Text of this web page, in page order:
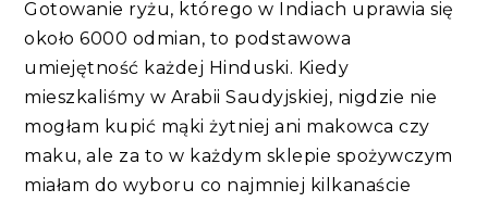
Gotowanie ryżu, którego w Indiach uprawia się
około 6000 odmian, to podstawowa
umiejętność każdej Hinduski. Kiedy
mieszkaliśmy w Arabii Saudyjskiej, nigdzie nie
mogłam kupić mąki żytniej ani makowca czy
maku, ale za to w każdym sklepie spożywczym
miałam do wyboru co najmniej kilkanaście